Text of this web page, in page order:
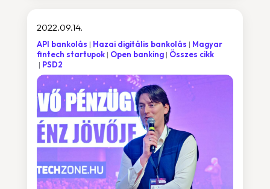
2022.09.14.
API bankolás Hazai digitális bankolás
Magyar
fintech startupok
Open banking
Összes cikk
PSD2